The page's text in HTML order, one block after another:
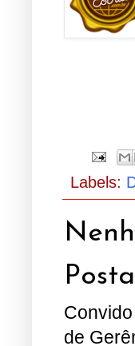
Labels:
de